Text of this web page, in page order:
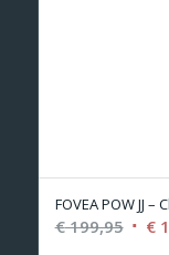
FOVEA POW JJ
€199,95 €